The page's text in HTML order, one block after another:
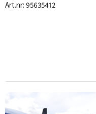
Art.nr: 95635412